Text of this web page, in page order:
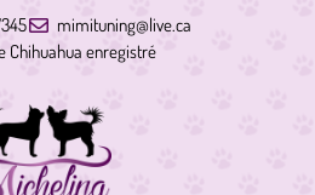
mimituning@live.ca
Chihuahua enregistré